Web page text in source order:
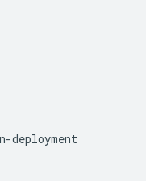
deployment